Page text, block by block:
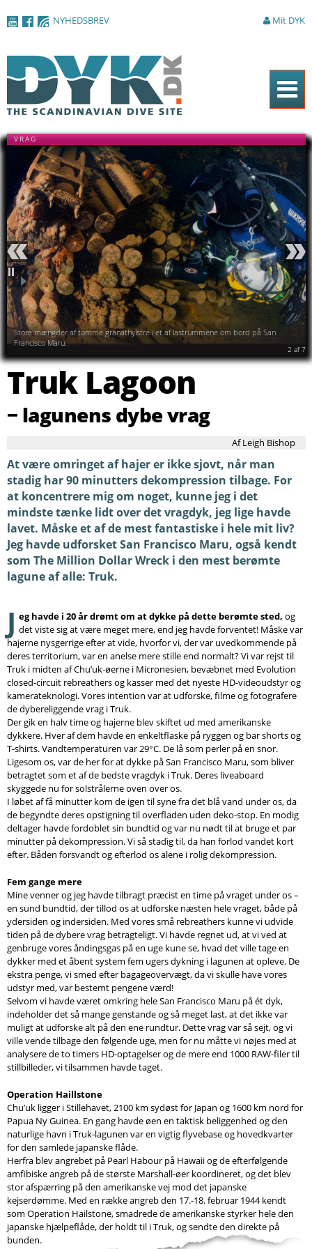
NYHEDSBREV Mit DYK
Magasinet
Nyheder
Artikler
DYK Guiden
Shop
Om DYK
Søg
VRAG
Store mængder af tomme granathylstre i et af lastrummene om bord på San
Francisco Maru.
Forrige
Pause
Næste
2 af7
Truk Lagoon
− lagunens dybe vrag
Af Leigh Bishop
At være omringet af hajer er ikke sjovt, når man
stadig har 90 minutters dekompression tilbage. For
at koncentrere mig om noget, kunne jeg i det
mindste tænke lidt over det vragdyk, jeg lige havde
lavet. Måske et af de mest fantastiske i hele mit liv?
Jeg havde udforsket San Francisco Maru, også kendt
som The Million Dollar Wreck i den mest berømte
lagune af alle: Truk.
J eg havde i 20 år drømt om at dykke på dette berømte sted, og
det viste sig at være meget mere, end jeg havde forventet! Måske var
hajerne nysgerrige efter at vide, hvorfor vi, der var uvedkommende på
deres territorium, var en anelse mere stille end normalt? Vi var rejst til
Truk i midten af Chu’uk-øerne i Micronesien, bevæbnet med Evolution
closed-circuit rebreathers og kasser med det nyeste HD-videoudstyr og
kamerateknologi. Vores intention var at udforske, filme og fotografere
de dybereliggende vrag i Truk.
Der gik en halv time og hajerne blev skiftet ud med amerikanske
dykkere. Hver af dem havde en enkeltflaske på ryggen og bar shorts og
T-shirts. Vandtemperaturen var 29°C. De lå som perler på en snor.
Ligesom os, var de her for at dykke på San Francisco Maru, som bliver
betragtet som et af de bedste vragdyk i Truk. Deres liveaboard
skyggede nu for solstrålerne oven over os.
I løbet af få minutter kom de igen til syne fra det blå vand under os, da
de begyndte deres opstigning til overfladen uden deko-stop. En modig
deltager havde fordoblet sin bundtid og var nu nødt til at bruge et par
minutter på dekompression. Vi så stadig til, da han forlod vandet kort
efter. Båden forsvandt og efterlod os alene i rolig dekompression.
Fem gange mere
Mine venner og jeg havde tilbragt præcist en time på vraget under os –
en sund bundtid, der tillod os at udforske næsten hele vraget, både på
ydersiden og indersiden. Med vores små rebreathers kunne vi udvide
tiden på de dybere vrag betragteligt. Vi havde regnet ud, at vi ved at
genbruge vores åndingsgas på en uge kune se, hvad det ville tage en
dykker med et åbent system fem ugers dykning i lagunen at opleve. De
ekstra penge, vi smed efter bagageovervægt, da vi skulle have vores
udstyr med, var bestemt pengene værd!
Selvom vi havde været omkring hele San Francisco Maru på ét dyk,
indeholder det så mange genstande og så meget last, at det ikke var
muligt at udforske alt på den ene rundtur. Dette vrag var så sejt, og vi
ville vende tilbage den følgende uge, men for nu måtte vi nøjes med at
analysere de to timers HD-optagelser og de mere end 1000 RAW-filer til
stillbilleder, vi tilsammen havde taget.
Operation Haillstone
Chu’uk ligger i Stillehavet, 2100 km sydøst for Japan og 1600 km nord for
Papua Ny Guinea. En gang havde øen en taktisk beliggenhed og den
naturlige havn i Truk-lagunen var en vigtig flyvebase og hovedkvarter
for den samlede japanske flåde.
Herfra blev angrebet på Pearl Habour på Hawaii og de efterfølgende
amfibiske angreb på de største Marshall-øer koordineret, og det blev
stor afspærring på den amerikanske vej mod det japanske
kejserdømme. Med en række angreb den 17.-18. februar 1944 kendt
som Operation Hailstone, smadrede de amerikanske styrker hele den
japanske hjælpeflåde, der holdt til i Truk, og sendte den direkte på
bunden.